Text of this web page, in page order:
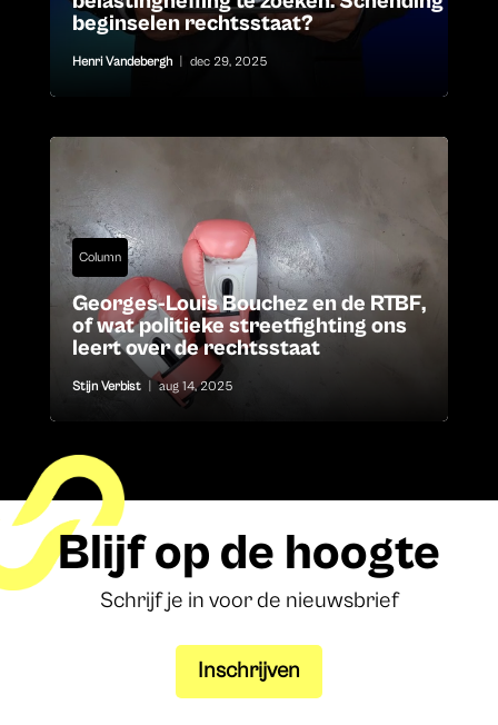
beginselen rechtsstaat?
Henri Vandebergh dec 29, 2025
Column
Georges-Louis Bouchez en de RTBF,
of wat politieke streetfighting ons
leert over de rechtsstaat
Stijn Verbist aug 14, 2025
Blijf op de hoogte
Schrijf je in voor de nieuwsbrief
Inschrijven